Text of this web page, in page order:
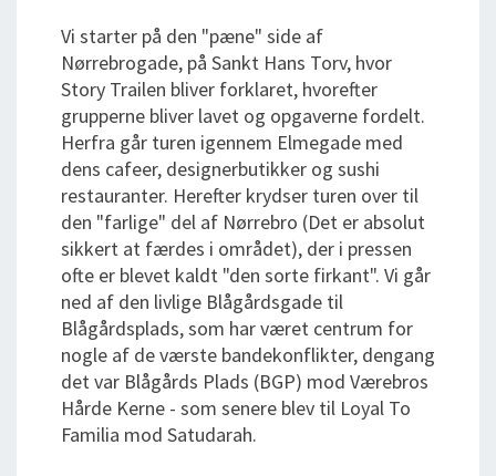
Vi starter på den "pæne" side af
Nørrebrogade, på Sankt Hans Torv, hvor
Story Trailen bliver forklaret, hvorefter
grupperne bliver lavet og opgaverne fordelt.
Herfra går turen igennem Elmegade med
dens cafeer, designerbutikker og sushi
restauranter. Herefter krydser turen over til
den "farlige" del af Nørrebro (Det er absolut
sikkert at færdes i området), der i pressen
ofte er blevet kaldt "den sorte firkant". Vi går
ned af den livlige Blågårdsgade til
Blågårdsplads, som har været centrum for
nogle af de værste bandekonflikter, dengang
det var Blågårds Plads (BGP) mod Værebros
Hårde Kerne - som senere blev til Loyal To
Familia mod Satudarah.